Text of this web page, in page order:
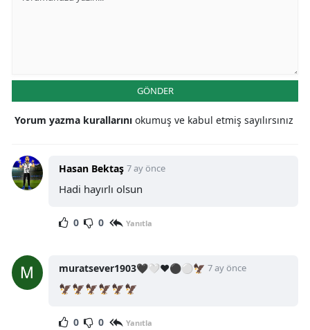
GÖNDER
Yorum yazma kurallarını okumuş ve kabul etmiş sayılırsınız
Hasan Bektaş 7 ay önce
Hadi hayırlı olsun
0 0 Yanıtla
muratsever1903🖤🤍❤⚫⚪🦅 7 ay önce
🦅🦅🦅🦅🦅🦅
0 0 Yanıtla